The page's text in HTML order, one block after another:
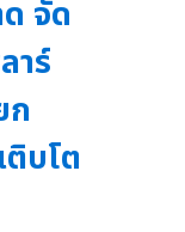
จัด
าร์
ก
บโต